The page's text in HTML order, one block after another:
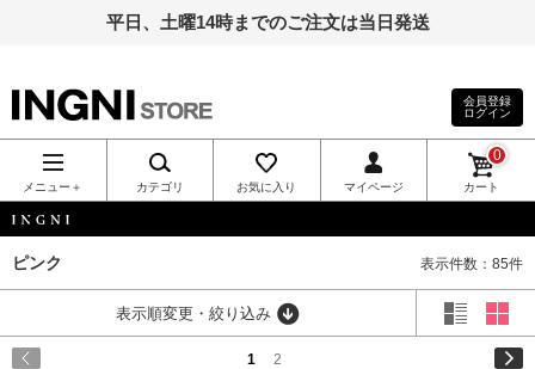
平日、土曜14時までのご注文は当日発送
INGNI（イン
グ）公式通
販｜INGNI
STORE
会員登録
ログイン
メニュー＋ カテゴリ お気に入り マイページ カート
0
ピンク 表示件数：85件
表示順変更・絞り込み
1 2